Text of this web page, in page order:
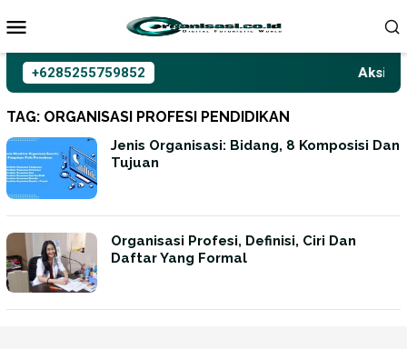
ke
+6285255759852
TAG: ORGANISASI PROFESI PENDIDIKAN
Jenis Organisasi: Bidang, 8 Komposisi Dan
Tujuan
Organisasi Profesi, Definisi, Ciri Dan
Daftar Yang Formal